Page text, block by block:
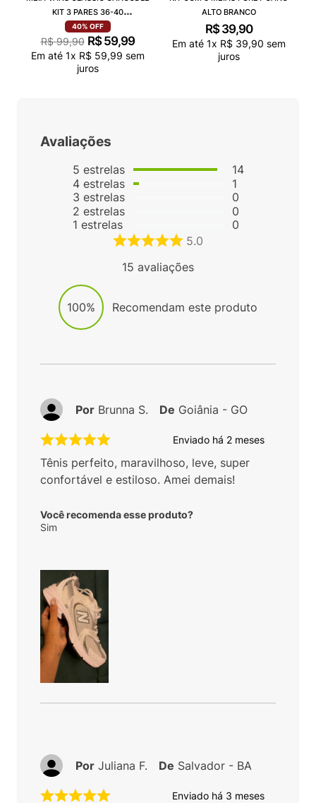
KIT 3 PARES 36-40
VN000QCAJU4
40% OFF
R$ 99,90 R$ 59,99
Em até 1x R$ 59,99 sem
juros
ALTO BRANCO
R$ 39,90
Em até 1x R$ 39,90 sem
juros
Avaliações
5 estrelas
4estrelas
3 estrelas
2 estrelas
1 estrelas
14
1
0
0
0
5.0
15 avaliações
100% Recomendam este produto
Enviado há 2 meses
Tênis perfeito, maravilhoso, leve, super
confortável e estiloso. Amei demais!
Você recomenda esse produto?
Sim
Por Brunna S. De Goiânia - GO
Enviado há 3 meses
Por Juliana F. De Salvador - BA